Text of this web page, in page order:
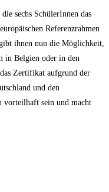
sechs SchülerInnen das
Referenzrahmen
ihnen nun die Möglichkeit,
in Belgien oder in den
Zertifikat aufgrund der
und den
vorteilhaft sein und macht